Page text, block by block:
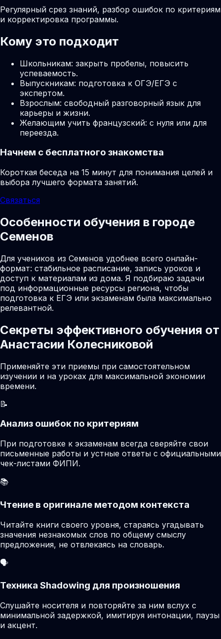
Регулярный срез знаний, разбор ошибок по критериям
и корректировка программы.
Кому это подходит
Школьникам: закрыть пробелы, повысить
успеваемость.
Выпускникам: подготовка к ОГЭ/ЕГЭ с
экспертом.
Взрослым: свободный разговорный язык для
карьеры и жизни.
Желающим учить французский: с нуля или для
переезда.
Начнем с бесплатного знакомства
Короткая беседа на 15 минут для понимания целей и
выбора лучшего формата занятий.
Связаться
Особенности обучения в городе
Семенов
Для учеников из Семенов удобнее всего онлайн-
формат: стабильное расписание, запись уроков и
доступ к материалам из дома. Я подбираю задачи
под информационные ресурсы региона, чтобы
подготовка к ЕГЭ или экзаменам была максимально
релевантной.
Секреты эффективного обучения от
Анастасии Колесниковой
Применяйте эти приемы при самостоятельном
изучении и на уроках для максимальной экономии
времени.
📝
Анализ ошибок по критериям
При подготовке к экзаменам всегда сверяйте свои
письменные работы и устные ответы с официальными
чек-листами ФИПИ.
📚
Чтение в оригинале методом контекста
Читайте книги своего уровня, стараясь угадывать
значения незнакомых слов по общему смыслу
предложения, не отвлекаясь на словарь.
🗣️
Техника Shadowing для произношения
Слушайте носителя и повторяйте за ним вслух с
минимальной задержкой, имитируя интонации, паузы
и акцент.